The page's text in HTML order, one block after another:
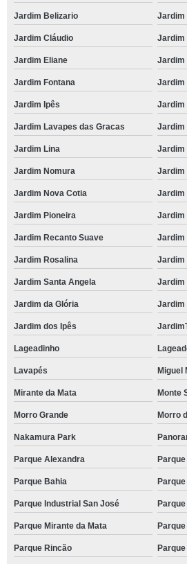
Jardim Belizario Jardim
Jardim Cláudio Jardim
Jardim Eliane Jardim
Jardim Fontana Jardim
Jardim Ipês Jardim
Jardim Lavapes das Gracas Jardim
Jardim Lina Jardim
Jardim Nomura Jardim
Jardim Nova Cotia Jardim
Jardim Pioneira Jardim
Jardim Recanto Suave Jardim
Jardim Rosalina Jardim
Jardim Santa Angela Jardim
Jardim da Glória Jardim
Jardim dos Ipês
Lageadinho
Lavapés Miguel
Mirante da Mata Monte
Morro Grande Morro
Nakamura Park
Parque Alexandra
Parque Bahia
Parque Industrial San José
Parque Mirante da Mata
Parque Rincão